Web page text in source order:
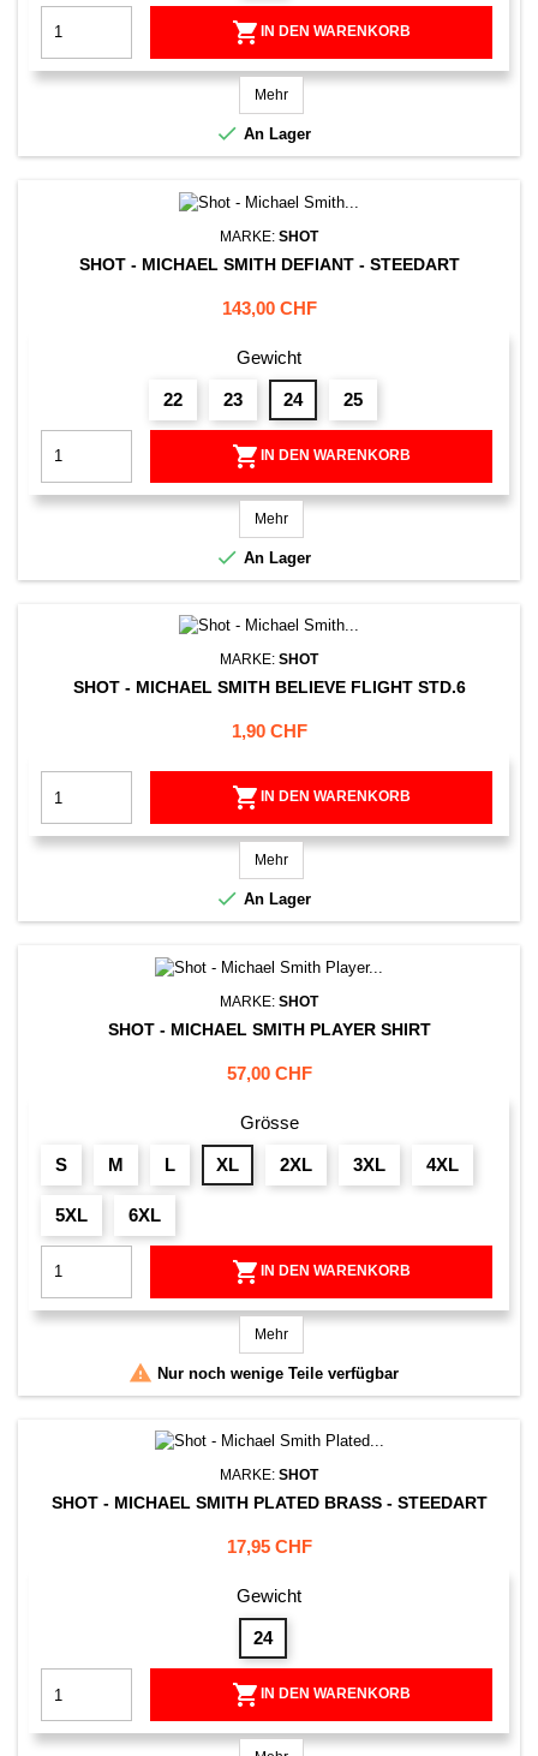
 IN DEN WARENKORB
Mehr
 An Lager
MARKE: SHOT
SHOT - MICHAEL SMITH DEFIANT - STEEDART
Preis
143,00 CHF
Gewicht
22 23 24 25
 IN DEN WARENKORB
Mehr
 An Lager
MARKE: SHOT
SHOT - MICHAEL SMITH BELIEVE FLIGHT STD.6
Preis
1,90 CHF
 IN DEN WARENKORB
Mehr
 An Lager
MARKE: SHOT
SHOT - MICHAEL SMITH PLAYER SHIRT
Preis
57,00 CHF
Grösse
S M L XL 2XL 3XL 4XL
5XL 6XL
 IN DEN WARENKORB
Mehr
 Nur noch wenige Teile verfügbar
MARKE: SHOT
SHOT - MICHAEL SMITH PLATED BRASS - STEEDART
Preis
17,95 CHF
Gewicht
24
 IN DEN WARENKORB